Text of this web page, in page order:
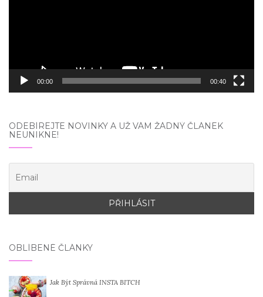
00:00 00:40
ODEBÍREJTE NOVINKY A UŽ VÁM ŽÁDNÝ ČLÁNEK
NEUNIKNE!
OBLÍBENÉ ČLÁNKY
Jak Být Správná INSTA BITCH